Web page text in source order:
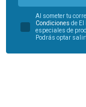
Al someter tu
Condiciones de El
especiales de
Podrás optar